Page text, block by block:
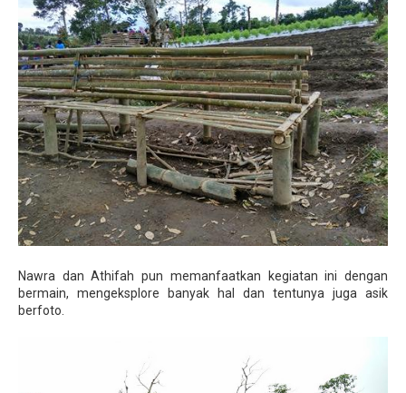
Nawra dan Athifah pun memanfaatkan kegiatan ini dengan
bermain, mengeksplore banyak hal dan tentunya juga asik
berfoto.